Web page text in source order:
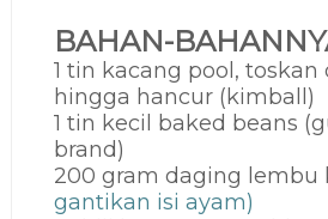
BAHAN-
1 tin kacang pool, toskan
hingga hancur (kimball)
1 tin kecil baked beans
brand)
200 gram daging lembu
gantikan isi ayam)